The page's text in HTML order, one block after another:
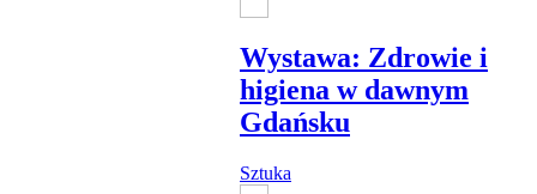
Wystawa: Zdrowie i
higiena w dawnym
Gdańsku
Sztuka